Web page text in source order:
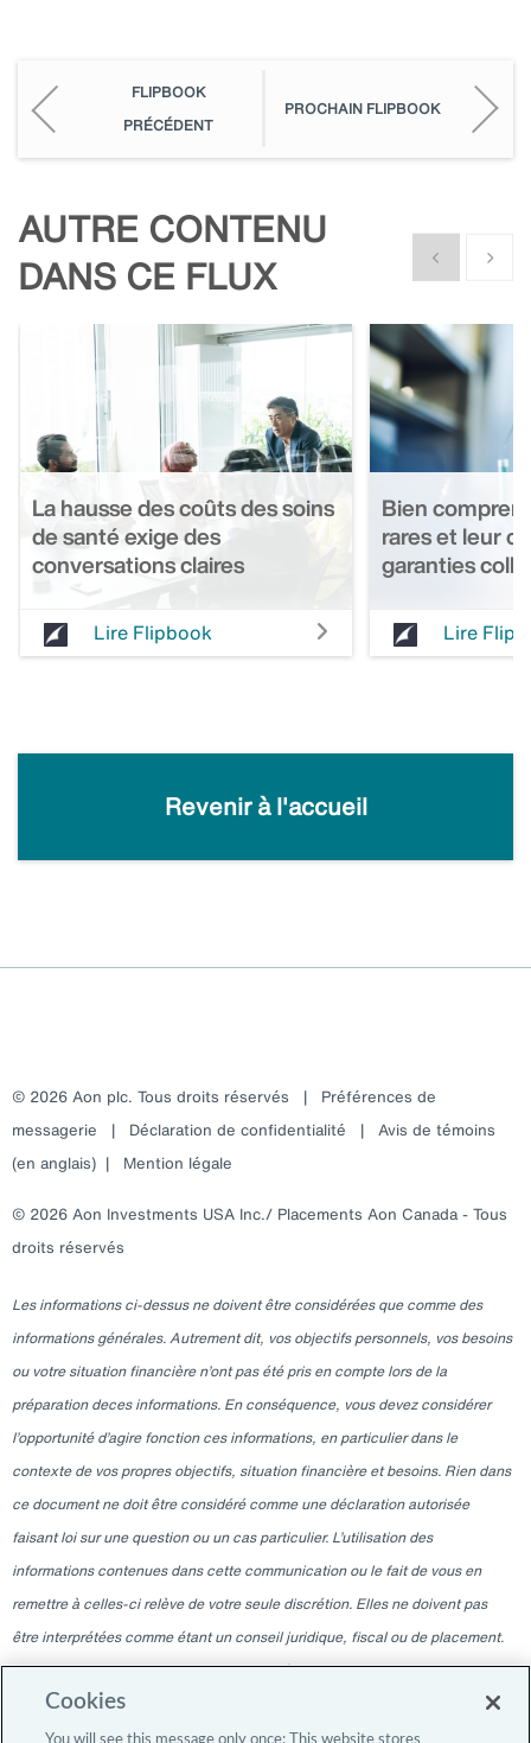
FLIPBOOK
PRÉCÉDENT
PROCHAIN FLIPBOOK
AUTRE CONTENU
DANS CE FLUX
Show previous
Show
La hausse des coûts des soins
de santé exige des
conversations claires
Lire Flipbook
Bien
rares et leur
garanties
Lire
Revenir à l'accueil
© 2026 Aon plc. Tous droits réservés | Préférences de
messagerie | Déclaration de confidentialité | Avis de témoins
(en anglais) | Mention légale
© 2026 Aon Investments USA Inc./ Placements Aon Canada - Tous
droits réservés
Les informations ci-dessus ne doivent être considérées que comme des
informations générales. Autrement dit, vos objectifs personnels, vos besoins
ou votre situation financière n’ont pas été pris en compte lors de la
préparation deces informations. En conséquence, vous devez considérer
l’opportunité d’agire fonction ces informations, en particulier dans le
contexte de vos propres objectifs, situation financière et besoins. Rien dans
ce document ne doit être considéré comme une déclaration autorisée
faisant loi sur une question ou un cas particulier. L’utilisation des
informations contenues dans cette communication ou le fait de vous en
remettre à celles-ci relève de votre seule discrétion. Elles ne doivent pas
être interprétées comme étant un conseil juridique, fiscal ou de placement.
Veuillez consulter votre professionnel indépendant pour ces conseils. Les
informations contenues dans ce blogue sont valables à la date indiquée
uniquement et ne sont pas valables à une autre date. La remise à tout
Cookies